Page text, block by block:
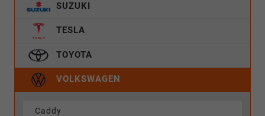
SUZUKI
TESLA
TOYOTA
VOLKSWAGEN
Caddy